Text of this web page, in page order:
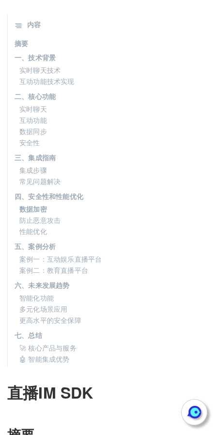
直播IM SDK
内容
摘要
一、技术背景
实时聊天技术
互动功能技术实现
二、核心功能
实时聊天
互动功能
数据同步
安全性
三、集成指南
集成步骤
常见问题解决
四、安全性和性能优化
数据加密
防止恶意攻击
性能优化
五、案例分析
案例一：互动娱乐直播平台
案例二：教育直播平台
六、未来发展趋势
智能化功能
多元化场景应用
更高水平的安全保障
七、总结
🚀 核心产品与服务
🤖 智能集成优势